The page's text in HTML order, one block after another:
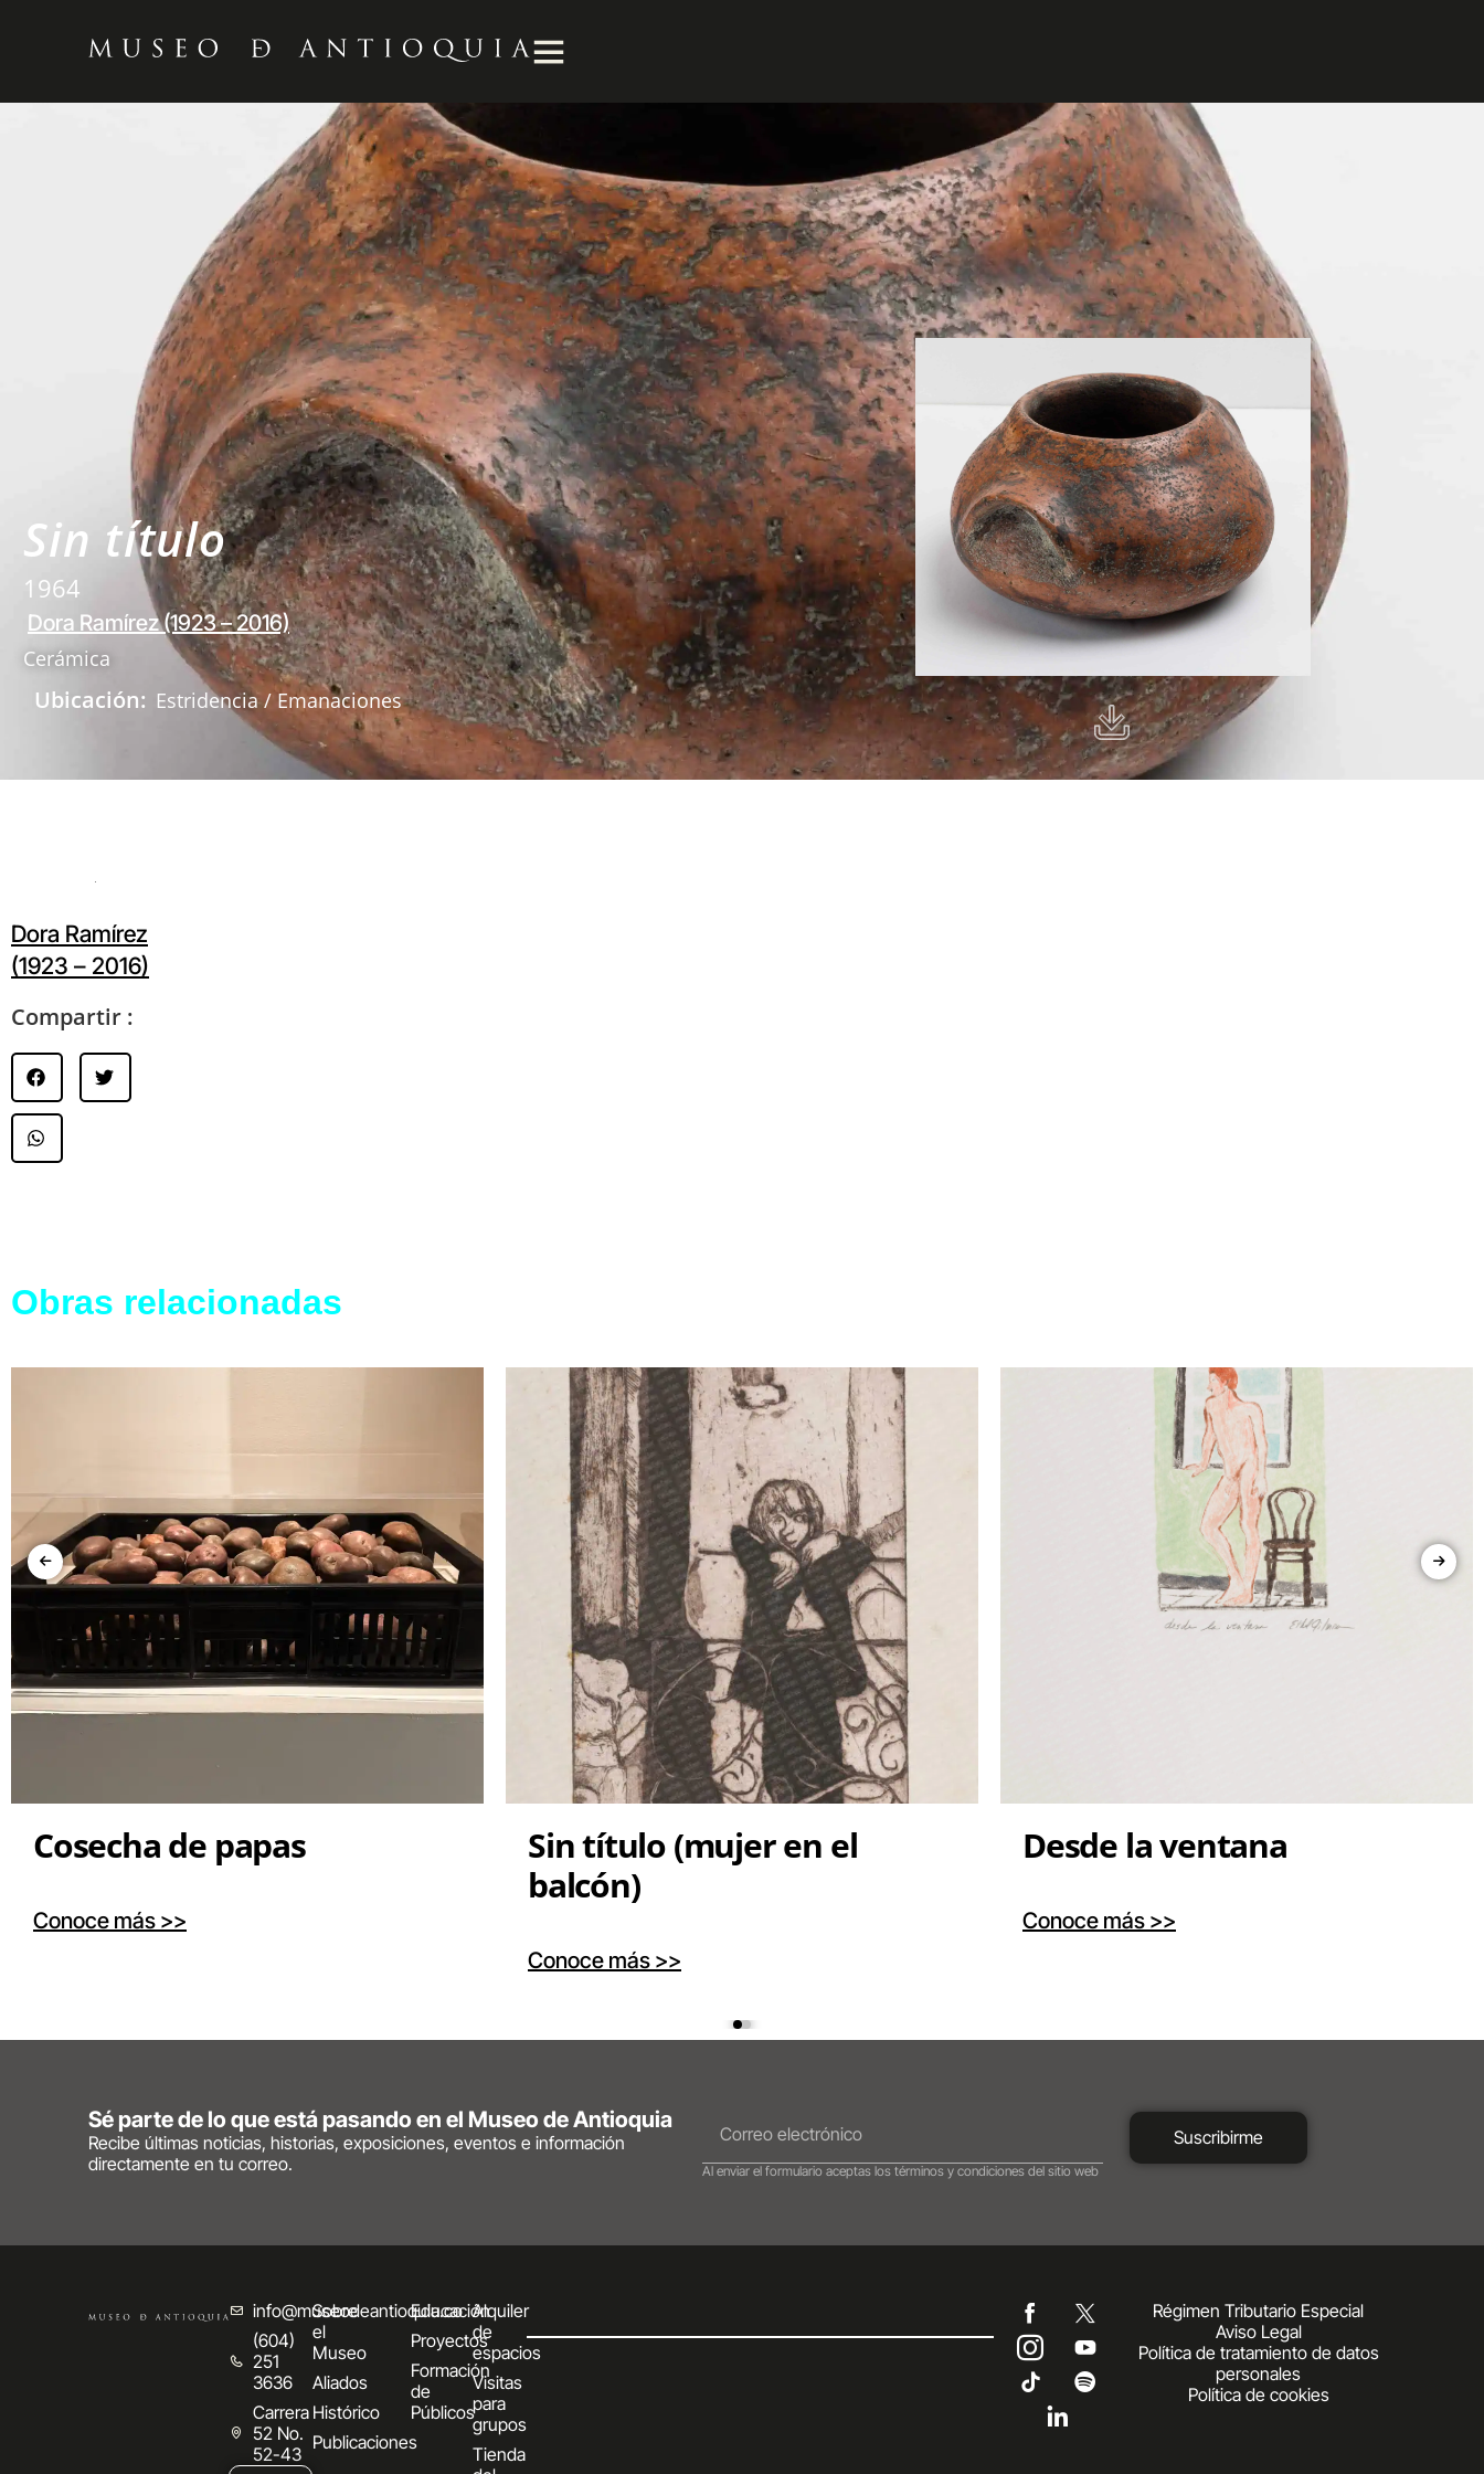
Sin título
1964
Dora Ramírez (1923 – 2016)
Cerámica
Ubicación: Estridencia / Emanaciones
Dora Ramírez
(1923 – 2016)
Compartir :
Obras relacionadas
Cosecha de papas
Conoce más >>
Sin título (mujer en el
balcón)
Conoce más >>
Desde la ventana
Conoce más >>
Sé parte de lo que está pasando en el Museo de Antioquia
Recibe últimas noticias, historias, exposiciones, eventos e información
directamente en tu correo.
Suscribirme
Al enviar el formulario aceptas los términos y condiciones del sitio web
info@museodeantioquia.co
(604)
251
3636
Carrera
52 No.
52-43
Sobre
el
Museo
Aliados
Histórico
Publicaciones
Educación
Proyectos
Formación
de
Públicos
Alquiler
de
espacios
Visitas
para
grupos
Tienda
Régimen Tributario Especial
Aviso Legal
Política de tratamiento de datos
personales
Política de cookies